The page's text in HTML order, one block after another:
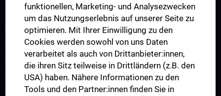
STUDIUM, AUS- UND WEITERBILDUNG
Lehre & Fortbildung
Humanmedizin N202
Observer- und Fellowships
Kontakt
funktionellen, Marketing- und Analysezwecken
um das Nutzungserlebnis auf unserer Seite zu
optimieren. Mit Ihrer Einwilligung zu den
Cookies werden sowohl von uns Daten
verarbeitet als auch von Drittanbieter:innen,
die ihren Sitz teilweise in Drittländern (z.B. den
USA) haben. Nähere Informationen zu den
Tools und den Partner:innen finden Sie in